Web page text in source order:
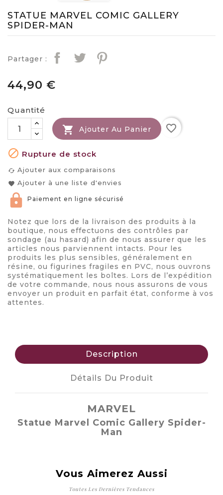
STATUE MARVEL COMIC GALLERY
SPIDER-MAN
Partager :
44,90 €
Quantité
 Ajouter Au Panier favorite_border
 Rupture de stock
cached Ajouter aux comparaisons
favorite Ajouter à une liste d'envies
Paiement en ligne sécurisé
Notez que lors de la livraison des produits à la
boutique, nous effectuons des contrôles par
sondage (au hasard) afin de nous assurer que les
articles nous parviennent intacts. Pour les
produits les plus sensibles, généralement en
résine, ou figurines fragiles en PVC, nous ouvrons
systématiquement les boîtes. Lors de l’expédition
de votre commande, nous nous assurons de vous
envoyer un produit en parfait état, conforme à vos
attentes.
Description
Détails Du Produit
MARVEL
Statue Marvel Comic Gallery Spider-
Man
Vous Aimerez Aussi
Toutes Les Dernières Tendances